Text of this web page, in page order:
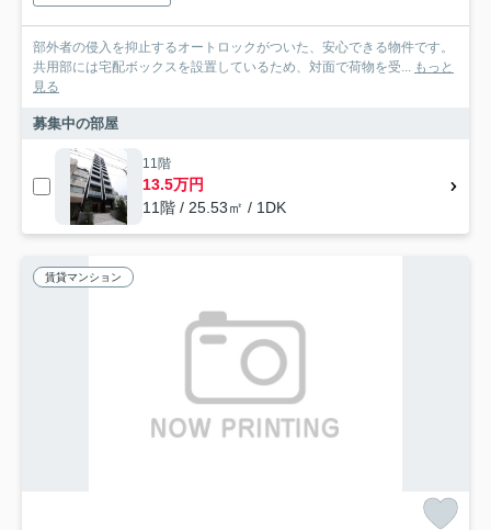
部外者の侵入を抑止するオートロックがついた、安心できる物件です。
共用部には宅配ボックスを設置しているため、対面で荷物を受... もっと
見る
募集中の部屋
11階
13.5万円
11階 / 25.53㎡ / 1DK
賃貸マンション